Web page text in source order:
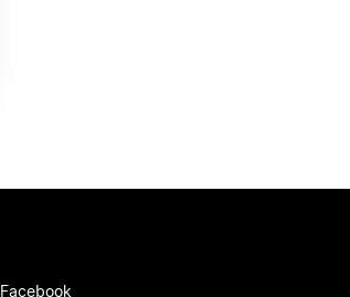
Facebook